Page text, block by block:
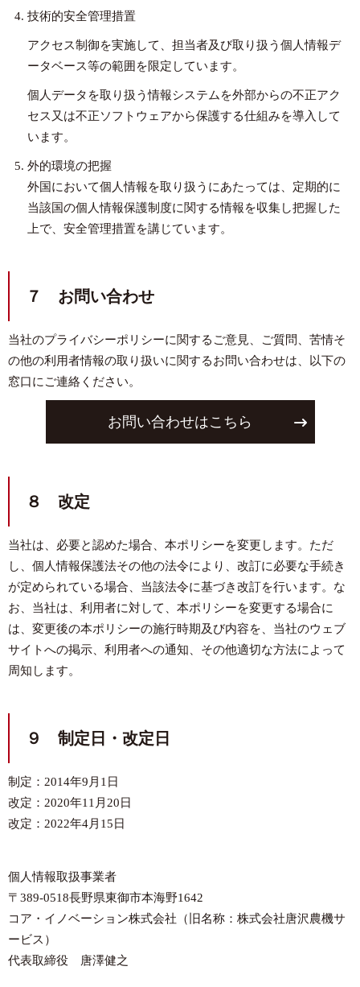
技術的安全管理措置
アクセス制御を実施して、担当者及び取り扱う個人情報デ
ータベース等の範囲を限定しています。
個人データを取り扱う情報システムを外部からの不正アク
セス又は不正ソフトウェアから保護する仕組みを導入して
います。
外的環境の把握
外国において個人情報を取り扱うにあたっては、定期的に
当該国の個人情報保護制度に関する情報を収集し把握した
上で、安全管理措置を講じています。
７ お問い合わせ
当社のプライバシーポリシーに関するご意見、ご質問、苦情そ
の他の利用者情報の取り扱いに関するお問い合わせは、以下の
窓口にご連絡ください。
お問い合わせはこちら
８ 改定
当社は、必要と認めた場合、本ポリシーを変更します。ただ
し、個人情報保護法その他の法令により、改訂に必要な手続き
が定められている場合、当該法令に基づき改訂を行います。な
お、当社は、利用者に対して、本ポリシーを変更する場合に
は、変更後の本ポリシーの施行時期及び内容を、当社のウェブ
サイトへの掲示、利用者への通知、その他適切な方法によって
周知します。
９ 制定日・改定日
制定：2014年9月1日
改定：2020年11月20日
改定：2022年4月15日
個人情報取扱事業者
〒389-0518長野県東御市本海野1642
コア・イノベーション株式会社（旧名称：株式会社唐沢農機サ
ービス）
代表取締役 唐澤健之